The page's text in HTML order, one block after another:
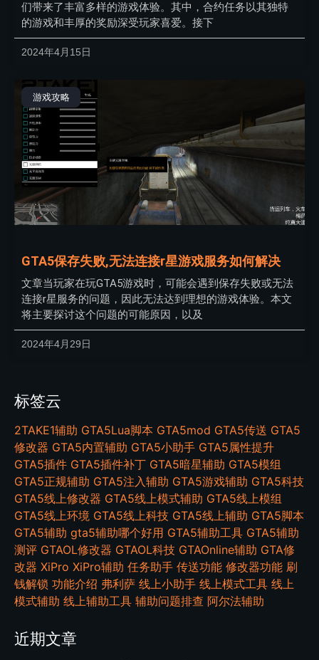
们带来了丰富多样的游戏体验。其中，合约任务以其独特
的游戏和丰厚的奖励深受玩家喜爱。接下
2024年4月15日
游戏攻略
GTA5保存失败,无法连接r星游戏服务如何解决
文章当玩家在玩GTA5游戏时，可能会遇到保存失败或无法
连接r星服务的问题，因此无法达到理想的游戏体验。本文
将主要探讨这个问题的可能原因，以及
2024年4月29日
标签云
2TAKE1辅助 GTA5Lua脚本 GTA5mod GTA5传送 GTA5
修改器 GTA5内置辅助 GTA5小助手 GTA5属性提升
GTA5插件 GTA5插件补丁 GTA5暗星辅助 GTA5模组
GTA5正规辅助 GTA5注入辅助 GTA5游戏辅助 GTA5科技
GTA5线上修改器 GTA5线上模式辅助 GTA5线上模组
GTA5线上环境 GTA5线上科技 GTA5线上辅助 GTA5脚本
GTA5辅助 gta5辅助哪个好用 GTA5辅助工具 GTA5辅助
测评 GTAOL修改器 GTAOL科技 GTAOnline辅助 GTA修
改器 XiPro XiPro辅助 任务助手 传送功能 修改器功能 刷
钱解锁 功能介绍 弗利萨 线上小助手 线上模式工具 线上
模式辅助 线上辅助工具 辅助问题排查 阿尔法辅助
近期文章